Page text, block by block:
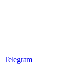
Telegram